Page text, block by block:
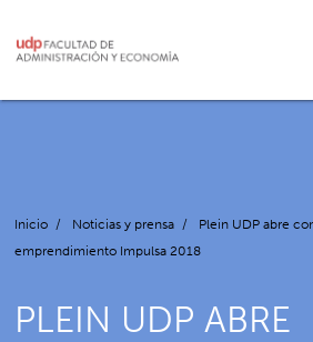
Inicio / Noticias y prensa /
Plein UDP abre
emprendimiento Impulsa 2018
PLEIN UDP ABRE